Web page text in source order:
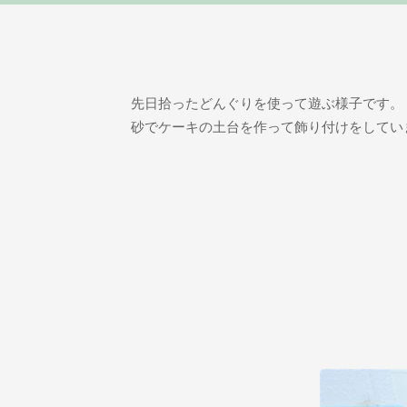
先日拾ったどんぐりを使って遊ぶ様子です。
砂でケーキの土台を作って飾り付けをしてい